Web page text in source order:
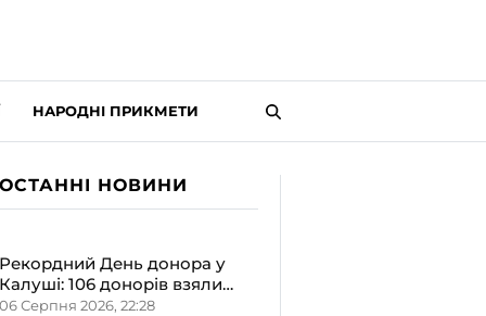
НАРОДНІ ПРИКМЕТИ
ОСТАННІ НОВИНИ
Рекордний День донора у
Калуші: 106 донорів взяли
участь у виїзному заході
06 Серпня 2026, 22:28